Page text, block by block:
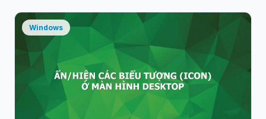
Windows